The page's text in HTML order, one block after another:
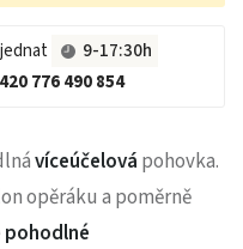
9-17:30h
776 490 854
víceúčelová pohovka.
opěráku a poměrně
pohodlné